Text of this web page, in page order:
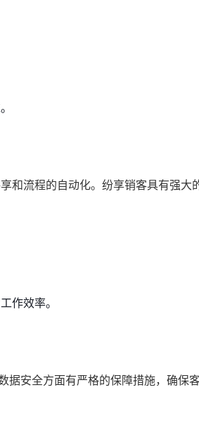
和流程的自动化。纷享销客具有强大
作效率。
安全方面有严格的保障措施，确保